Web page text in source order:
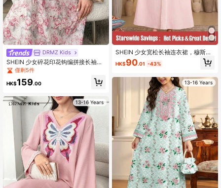
DRMZ Kids
SHEIN 少女碎花印花钩编拼接长袖连
衣裙，优雅端庄的A字型卡夫坦长袍，
适合晚宴/婚礼宾客/周年纪念/日常穿
着
僅剩5件
HK$159.00
13-16 Years
SHEIN 少女宽松长袖连衣裙，穆斯林
长袍风格，蕾丝 V 领，适合外出、上
学、居家、春夏秋季
HK$90.01 -43%
13-16 Years